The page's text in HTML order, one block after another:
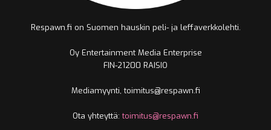
Respawn.fi on Suomen hauskin peli- ja leffaverkkolehti.
Oy Entertainment Media Enterprise
FIN-21200 RAISIO
Mediamyynti, toimitus@respawn.fi
Ota yhteyttä:toimitus@respawn.fi